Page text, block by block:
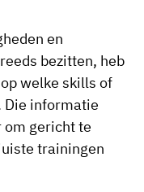
en
bezitten, heb
welke skills of
Die informatie
om gericht te
trainingen